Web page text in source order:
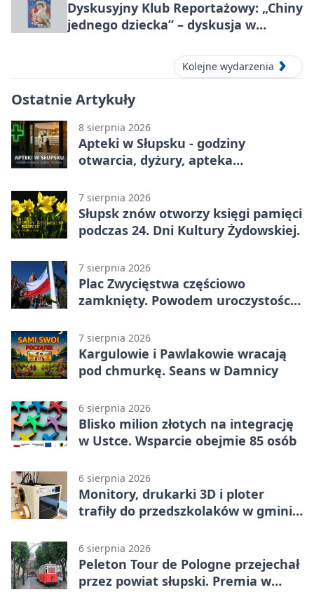
Dyskusyjny Klub Reportażowy: „Chiny
jednego dziecka” – dyskusja w
Kolejne wydarzenia
Ostatnie Artykuły
8 sierpnia 2026
Apteki w Słupsku - godziny
otwarcia, dyżury, apteka
7 sierpnia 2026
Słupsk znów otworzy księgi pamięci
podczas 24. Dni Kultury Żydowskiej.
7 sierpnia 2026
Plac Zwycięstwa częściowo
zamknięty. Powodem uroczystości
7 sierpnia 2026
Kargulowie i Pawlakowie wracają
pod chmurkę. Seans w Damnicy
6 sierpnia 2026
Blisko milion złotych na integrację
w Ustce. Wsparcie obejmie 85 osób
6 sierpnia 2026
Monitory, drukarki 3D i ploter
trafiły do przedszkolaków w gminie
6 sierpnia 2026
Peleton Tour de Pologne przejechał
przez powiat słupski. Premia w